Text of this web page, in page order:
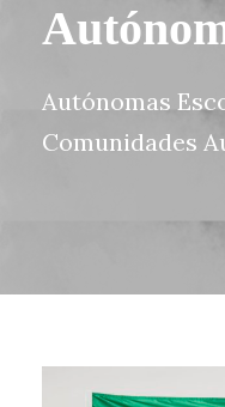
Autónomas
Comunidades